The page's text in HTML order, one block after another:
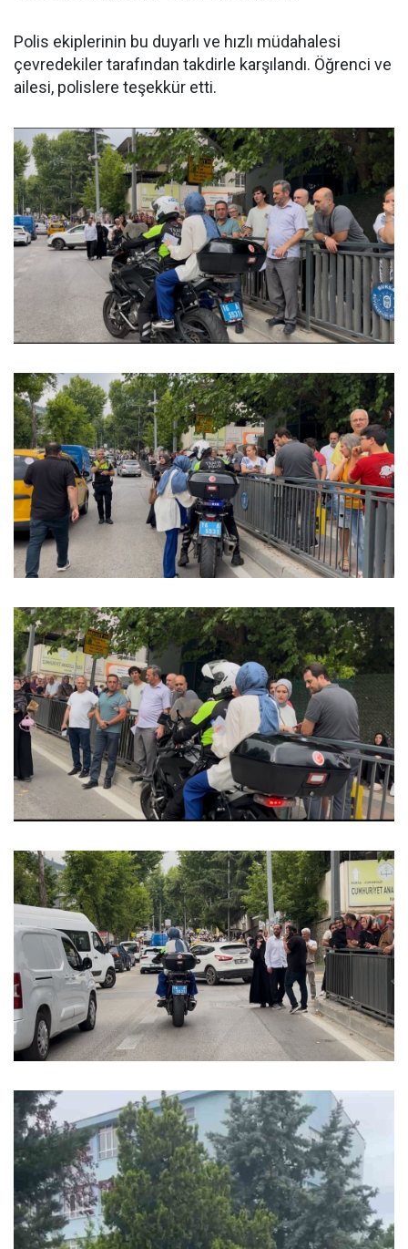
Polis ekiplerinin bu duyarlı ve hızlı müdahalesi
çevredekiler tarafından takdirle karşılandı. Öğrenci ve
ailesi, polislere teşekkür etti.